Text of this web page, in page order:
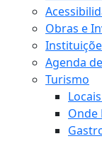
Obras e
Agenda
Turismo
Onde